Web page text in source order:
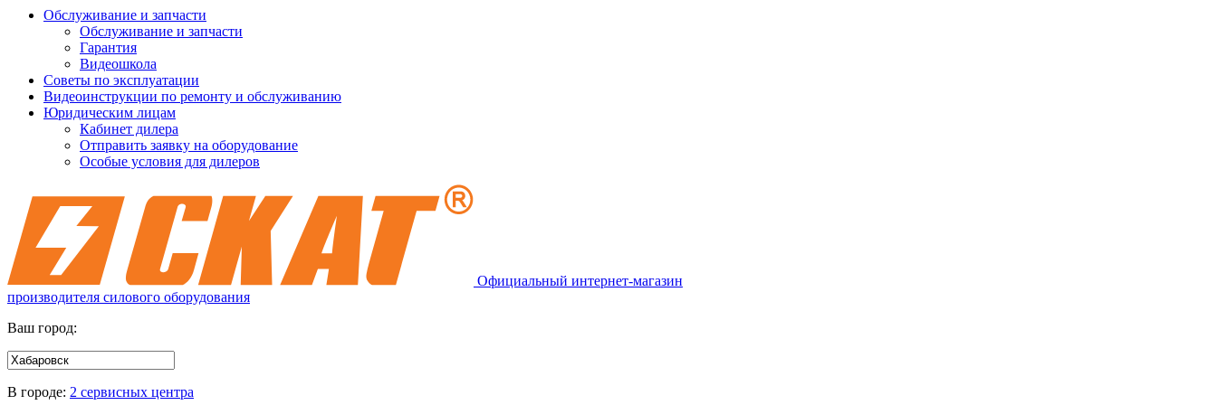
Обслуживание и запчасти
Обслуживание и запчасти
Гарантия
Видеошкола
Советы по эксплуатации
Видеоинструкции по ремонту и обслуживанию
Юридическим лицам
Кабинет дилера
Отправить заявку на оборудование
Особые условия для дилеров
Официальный интернет-магазин
производителя силового оборудования
Ваш город:
В городе: 2 сервисных центра